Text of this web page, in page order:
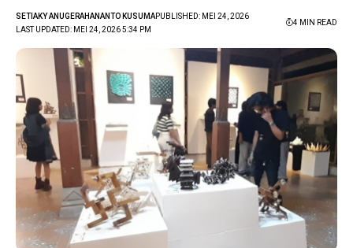
LAST UPDATED: MEI 24, 2026 5:34 PM
SETIAKY ANUGERAHANANTO KUSUMAPUBLISHED: MEI 24, 2026
4 MIN READ